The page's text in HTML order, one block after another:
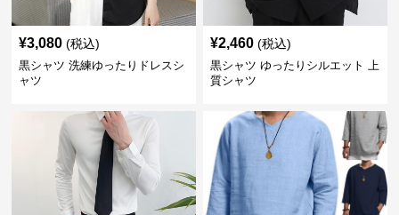
¥3,080 (税込)
黒シャツ 洗練ゆったりドレスシ
ャツ
¥2,460 (税込)
黒シャツ ゆったりシルエット 上
質シャツ